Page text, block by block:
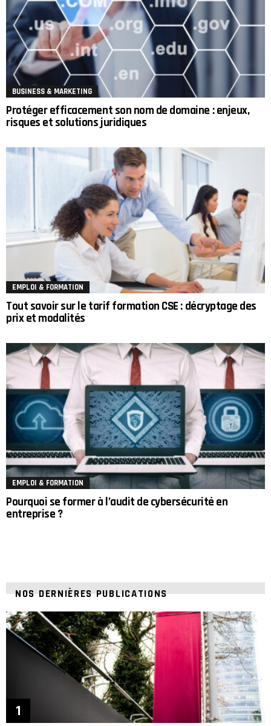
BUSINESS & MARKETING
Protéger efficacement son nom de domaine : enjeux,
risques et solutions juridiques
EMPLOI & FORMATION
Tout savoir sur le tarif formation CSE : décryptage des
prix et modalités
EMPLOI & FORMATION
Pourquoi se former à l’audit de cybersécurité en
entreprise ?
NOS DERNIÈRES PUBLICATIONS